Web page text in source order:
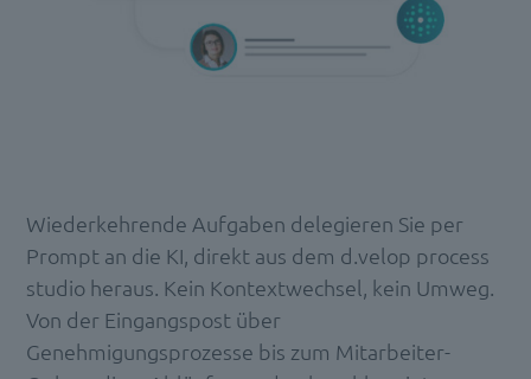
Wiederkehrende Aufgaben delegieren Sie per
Prompt an die KI, direkt aus dem d.velop process
studio heraus. Kein Kontextwechsel, kein Umweg.
Von der Eingangspost über
Genehmigungsprozesse bis zum Mitarbeiter-